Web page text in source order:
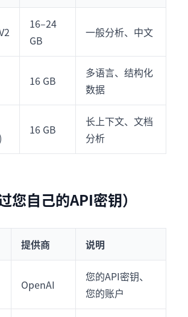
16–24
GB
一般分析、中文
16 GB
多语言、结构化
数据
16 GB
长上下文、文档
分析
您自己的API密钥）
提供商 说明
OpenAI
您的API密钥、
您的账户